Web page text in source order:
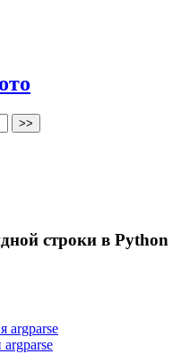
строки в Python
argparse